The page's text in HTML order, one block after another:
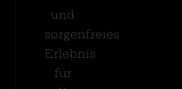
und
sorgenfreies
Erlebnis
für